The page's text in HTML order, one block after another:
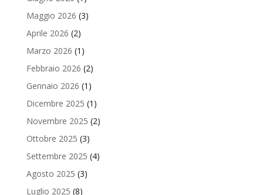
Maggio 2026 (3)
Aprile 2026 (2)
Marzo 2026 (1)
Febbraio 2026 (2)
Gennaio 2026 (1)
Dicembre 2025 (1)
Novembre 2025 (2)
Ottobre 2025 (3)
Settembre 2025 (4)
Agosto 2025 (3)
Luglio 2025 (8)